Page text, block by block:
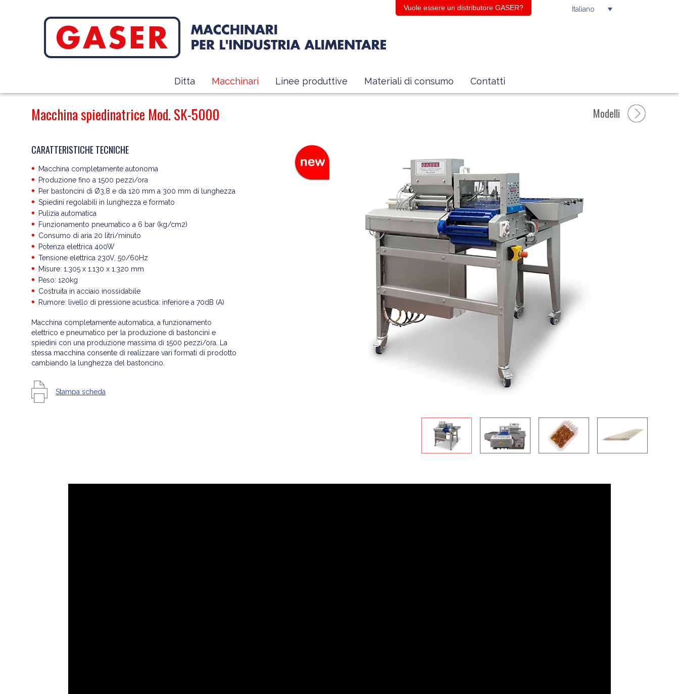
Vuole essere un distributore GASER? Italiano
Ditta Macchinari Linee produttive Materiali di consumo Contatti
Macchina spiedinatrice Mod. SK-5000 Modelli
CARATTERISTICHE TECNICHE
Macchina completamente autonoma
Produzione fino a 1500 pezzi/ora
Per bastoncini di Ø3,8 e da 120 mm a 300 mm di lunghezza
Spiedini regolabili in lunghezza e formato
Pulizia automatica
Funzionamento pneumatico a 6 bar (kg/cm2)
Consumo di aria 20 litri/minuto
Potenza elettrica 400W
Tensione elettrica 230V, 50/60Hz
Misure: 1.305 x 1.130 x 1.320 mm
Peso: 120kg
Costruita in acciaio inossidabile
Rumore: livello di pressione acustica: inferiore a 70dB (A)
Macchina completamente automatica, a funzionamento
elettrico e pneumatico per la produzione di bastoncini e
spiedini con una produzione massima di 1500 pezzi/ora. La
stessa macchina consente di realizzare vari formati di prodotto
cambiando la lunghezza del bastoncino.
Stampa scheda